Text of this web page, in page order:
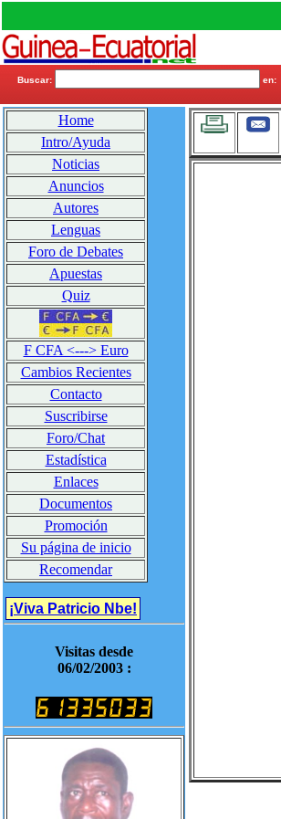
Buscar: en:
Home
Intro/Ayuda
Noticias
Anuncios
Autores
Lenguas
Foro de Debates
Apuestas
Quiz
F CFA <---> Euro
Cambios Recientes
Contacto
Suscribirse
Foro/Chat
Estadística
Enlaces
Documentos
Promoción
Su página de inicio
Recomendar
¡Viva Patricio Nbe!
Visitas desde
06/02/2003 :